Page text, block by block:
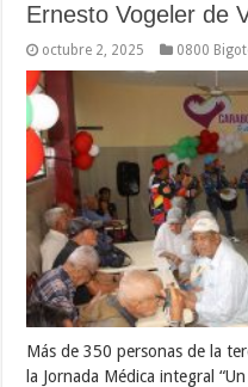
Ernesto Vogeler de
octubre 2, 2025 0800
Más de 350 personas de la
la Jornada Médica integral